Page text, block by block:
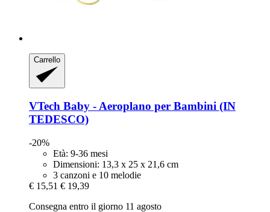
Carrello
VTech Baby -​ Aeroplano per Bambini (IN
TEDESCO)
-20%
Età: 9-36 mesi
Dimensioni: 13,3 x 25 x 21,6 cm
3 canzoni e 10 melodie
€ 15,51 € 19,39
Consegna entro il giorno 11 agosto